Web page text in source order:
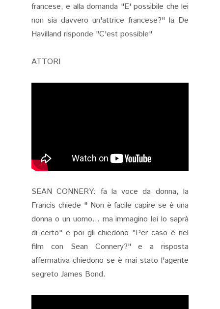
francese, e alla domanda "E' possibile che lei
non sia davvero un'attrice francese?" la De
Havilland risponde "C'est possible"
ATTORI
SEAN CONNERY: fa la voce da donna, la
Francis chiede " Non è facile capire se è una
donna o un uomo... ma immagino lei lo saprà
di certo" e poi gli chiedono "Per caso è nel
film con Sean Connery?" e a risposta
affermativa chiedono se è mai stato l'agente
segreto James Bond.